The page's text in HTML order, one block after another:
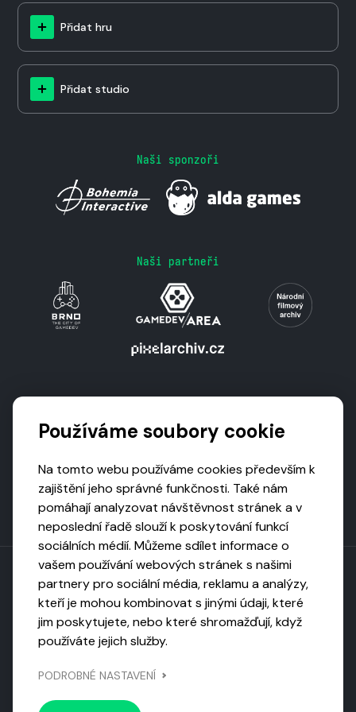
Přidat hru
Přidat studio
Naši sponzoři
Naši partneři
Toto dílo podléhá licenci CC BY-NC-ND
Uveďte původ, neužívejte komerčně, nezpracovávejte.
Národní knihovnou ČR
Používáme soubory cookie
Na tomto webu používáme cookies především k
zajištění jeho správné funkčnosti. Také nám
pomáhají analyzovat návštěvnost stránek a v
neposlední řadě slouží k poskytování funkcí
sociálních médií. Můžeme sdílet informace o
vašem používání webových stránek s našimi
partnery pro sociální média, reklamu a analýzy,
kteří je mohou kombinovat s jinými údaji, které
jim poskytujete, nebo které shromažďují, když
používáte jejich služby.
PODROBNÉ NASTAVENÍ